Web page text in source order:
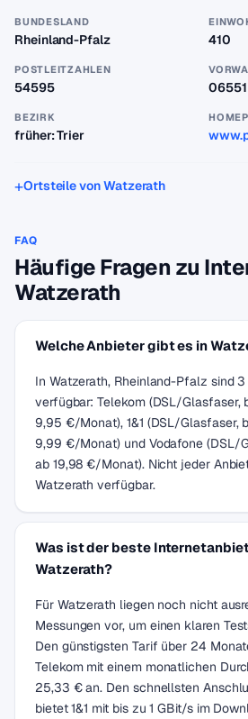
BUNDESLAND
Rheinland-Pfalz 410
POSTLEITZAHLEN
54595 06551
BEZIRK
früher: Trier
Ortsteile von Watzerath
FAQ
Häufige Fragen zu
Watzerath
Welche Anbieter gibt es in
In Watzerath, Rheinland-Pfalz sind
verfügbar: Telekom (DSL/Glasfaser,
9,95 €/Monat), 1&1 (DSL/Glasfaser,
9,99 €/Monat) und Vodafone (DSL/
ab 19,98 €/Monat). Nicht jeder
Watzerath verfügbar.
Was ist der beste
Watzerath?
Für Watzerath liegen noch nicht
Messungen vor, um einen klaren
Den günstigsten Tarif über 24
Telekom mit einem monatlichen
25,33 € an. Den schnellsten
bietet 1&1 mit bis zu 1 GBit/s im